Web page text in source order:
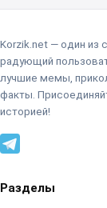
Korzik.net — один из
радующий
лучшие мемы,
факты.
историей!
Разделы